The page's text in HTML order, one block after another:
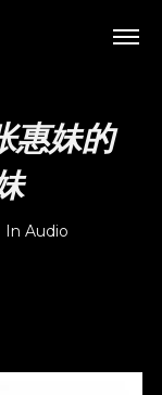
惠妹的
In Audio